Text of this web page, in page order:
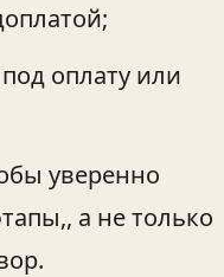
оплату или
уверенно
а не только